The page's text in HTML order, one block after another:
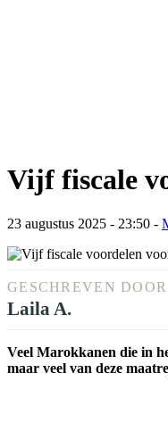
Vijf fiscale
23 augustus 2025 - 23:50 -
GESCHREVEN DOOR
Laila A.
Veel Marokkanen die in
maar veel van deze